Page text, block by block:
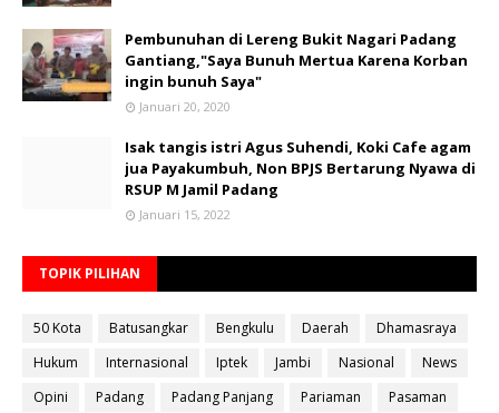
Pembunuhan di Lereng Bukit Nagari Padang
Gantiang,"Saya Bunuh Mertua Karena Korban
ingin bunuh Saya"
Januari 20, 2020
Isak tangis istri Agus Suhendi, Koki Cafe agam
jua Payakumbuh, Non BPJS Bertarung Nyawa di
RSUP M Jamil Padang
Januari 15, 2022
TOPIK PILIHAN
50 Kota Batusangkar Bengkulu Daerah
Dhamasraya
Hukum
Internasional Iptek Jambi Nasional
News
Opini
Padang Padang Panjang Pariaman
Pasaman